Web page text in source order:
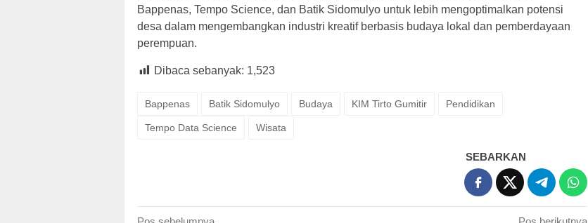
Bappenas, Tempo Science, dan Batik Sidomulyo untuk lebih mengoptimalkan potensi
desa dalam mengembangkan industri kreatif berbasis budaya lokal dan pemberdayaan
perempuan.
Dibaca sebanyak: 1,523
Bappenas Batik Sidomulyo Budaya KIM Tirto Gumitir Pendidikan
Tempo Data Science Wisata
SEBARKAN